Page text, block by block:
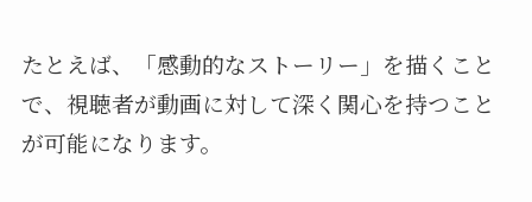
たとえば、「感動的なストーリー」を描くこと
で、視聴者が動画に対して深く関心を持つこと
が可能になります。